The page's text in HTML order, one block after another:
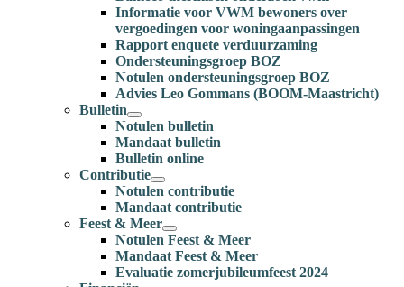
Informatie voor VWM bewoners over
vergoedingen voor woningaanpassingen
Rapport enquete verduurzaming
Ondersteuningsgroep BOZ
Notulen ondersteuningsgroep BOZ
Advies Leo Gommans (BOOM-Maastricht)
Bulletin
Notulen bulletin
Mandaat bulletin
Bulletin online
Contributie
Notulen contributie
Mandaat contributie
Feest & Meer
Notulen Feest & Meer
Mandaat Feest & Meer
Evaluatie zomerjubileumfeest 2024